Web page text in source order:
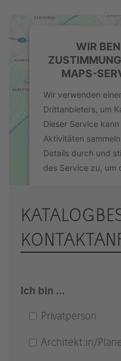
WIR
MAPS-
Wir verwenden
Drittanbieters, um
Dieser Service
Aktivitäten
Details durch und
des Service zu, um
powered by
Ich bin ...
Privatperson
Architekt:in/